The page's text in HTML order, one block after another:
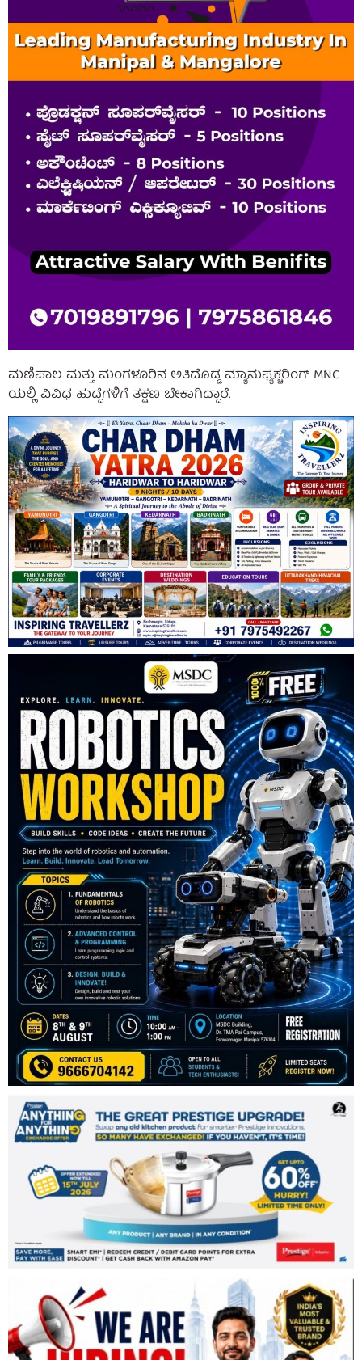
ಮಣಿಪಾಲ ಮತ್ತು ಮಂಗಳೂರಿನ ಅತಿದೊಡ್ಡ ಮ್ಯಾನುಫ್ಯಕ್ಚರಿಂಗ್ MNC
ಯಲ್ಲಿ ವಿವಿಧ ಹುದ್ದೆಗಳಿಗೆ ತಕ್ಷಣ ಬೇಕಾಗಿದ್ದಾರೆ.